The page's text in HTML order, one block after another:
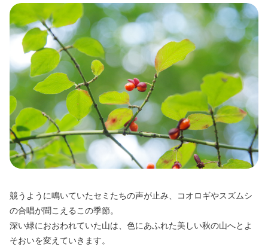
競うように鳴いていたセミたちの声が止み、コオロギやスズムシ
の合唱が聞こえるこの季節。
深い緑におおわれていた山は、色にあふれた美しい秋の山へとよ
そおいを変えていきます。